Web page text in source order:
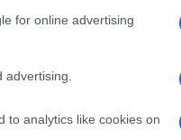
for online advertising
to analytics like cookies on
di
per tutta
ma i restanti
che la